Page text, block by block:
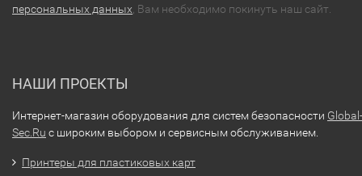
персональных данных , Вам необходимо покинуть наш сайт.
НАШИ ПРОЕКТЫ
Интернет-магазин оборудования для систем безопасности Global-
Sec.Ru с широким выбором и сервисным обслуживанием.
Принтеры для пластиковых карт